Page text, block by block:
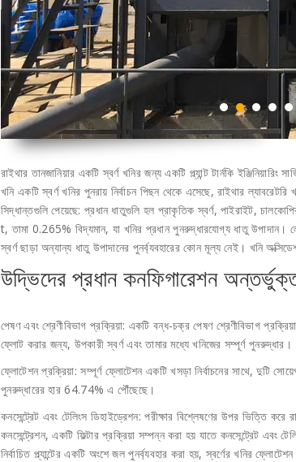
রাইথার তানজানিয়ার একটি স্বর্ণ খনির জন্য একটি প্ল্যান্ট টার্নকি
খনি একটি স্বর্ণ খনির পুনরায় নির্বাচন পিছন থেকে এসেছে, রাইথার ল্যাবরেটরি
সিদ্ধান্তগুলি পেয়েছে: প্রধান ধাতুগুলি হল প্রাকৃতিক স্বর্ণ, পাইরাইট,
t, তামা 0.265% বিদ্যমান, যা খনির প্রধান পুনরুদ্ধারযোগ্য ধাতু
স্বর্ণ ছাড়া অন্যান্য ধাতু উপাদানের পুনর্ব্যবহারের কোন মূল্য নেই। খনি
উদ্ভিদের প্রধান কনফিগারেশন
পেষণ এবং শ্রেণীবিভাগ প্রক্রিয়া: একটি বন্ধ-চক্র পেষণ শ্রেণীবিভাগ
ফ্লোট করার জন্য, উপকারী স্বর্ণ এবং তামার মধ্যে খনিজের সম্পূর্ণ পুনরুদ্ধার।
ফ্লোটেশন প্রক্রিয়া: সম্পূর্ণ ফ্লোটেশন একটি খসড়া নির্বাচনের সাথে, দুটি
পুনরুদ্ধারের হার 64.74% এ পৌঁছেছে।
কনসেন্ট্রেট এবং টেলিংস ডিহাইড্রেশন: পরীক্ষার বিশ্লেষণের উপর ভিত্তি করে
কনসেন্ট্রেশন, একটি ফিল্টার প্রক্রিয়া সম্পন্ন করা হয় যাতে কনসেন্ট্রেট
নির্বাচিত প্ল্যান্টের একটি অংশে জল পুনর্ব্যবহার করা হয়, স্বর্ণের খনির